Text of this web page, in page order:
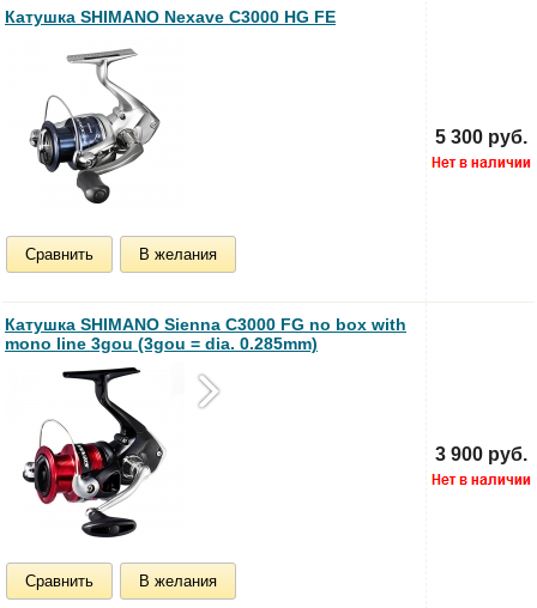
Катушка SHIMANO Nexave C3000 HG FE
Сравнить В желания
5 300 руб.
Катушка SHIMANO Sienna C3000 FG no box with
mono line 3gou (3gou = dia. 0.285mm)
Сравнить В желания
3 900 руб.